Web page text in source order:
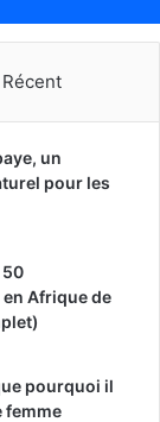
Récent
un
pour les
50
Afrique de
pourquoi il
femme